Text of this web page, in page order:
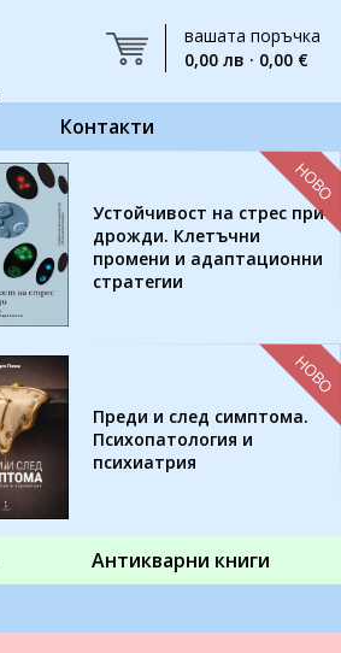
вашата поръчка
0,00 лв · 0,00 €
Контакти
Устойчивост на стрес при
дрожди. Клетъчни
промени и адаптационни
стратегии
НОВО
Преди и след симптома.
Психопатология и
психиатрия
НОВО
Антикварни книги